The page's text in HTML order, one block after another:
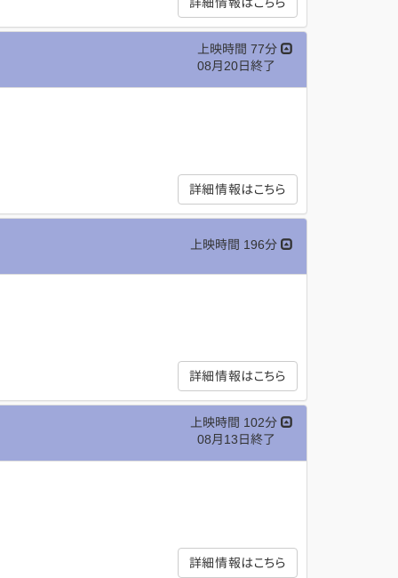
上映時間 77分
08月20日終了
詳細情報はこちら
上映時間 196分
詳細情報はこちら
上映時間 102分
08月13日終了
詳細情報はこちら